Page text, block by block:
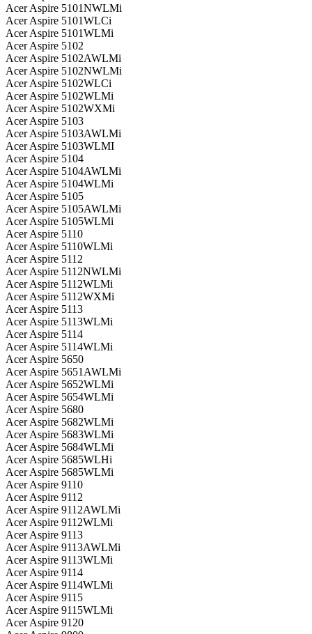
Acer Aspire 5101NWLMi
Acer Aspire 5101WLCi
Acer Aspire 5101WLMi
Acer Aspire 5102
Acer Aspire 5102AWLMi
Acer Aspire 5102NWLMi
Acer Aspire 5102WLCi
Acer Aspire 5102WLMi
Acer Aspire 5102WXMi
Acer Aspire 5103
Acer Aspire 5103AWLMi
Acer Aspire 5103WLMI
Acer Aspire 5104
Acer Aspire 5104AWLMi
Acer Aspire 5104WLMi
Acer Aspire 5105
Acer Aspire 5105AWLMi
Acer Aspire 5105WLMi
Acer Aspire 5110
Acer Aspire 5110WLMi
Acer Aspire 5112
Acer Aspire 5112NWLMi
Acer Aspire 5112WLMi
Acer Aspire 5112WXMi
Acer Aspire 5113
Acer Aspire 5113WLMi
Acer Aspire 5114
Acer Aspire 5114WLMi
Acer Aspire 5650
Acer Aspire 5651AWLMi
Acer Aspire 5652WLMi
Acer Aspire 5654WLMi
Acer Aspire 5680
Acer Aspire 5682WLMi
Acer Aspire 5683WLMi
Acer Aspire 5684WLMi
Acer Aspire 5685WLHi
Acer Aspire 5685WLMi
Acer Aspire 9110
Acer Aspire 9112
Acer Aspire 9112AWLMi
Acer Aspire 9112WLMi
Acer Aspire 9113
Acer Aspire 9113AWLMi
Acer Aspire 9113WLMi
Acer Aspire 9114
Acer Aspire 9114WLMi
Acer Aspire 9115
Acer Aspire 9115WLMi
Acer Aspire 9120